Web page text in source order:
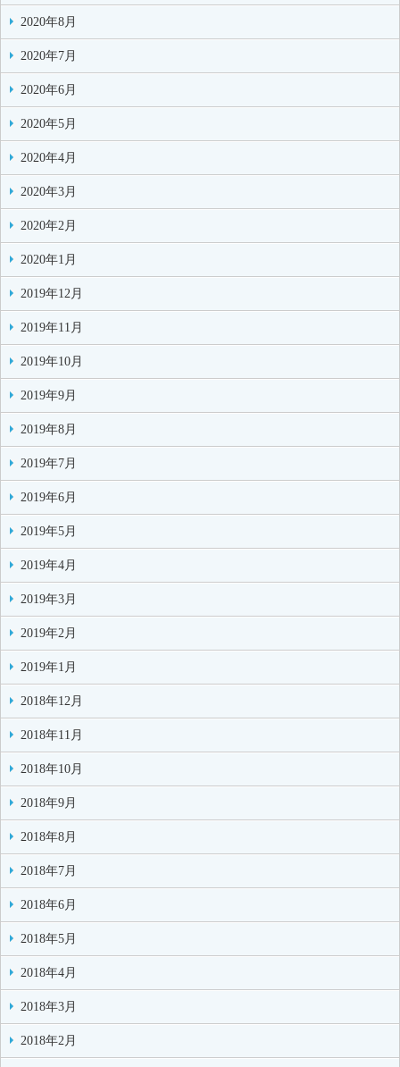
2020年8月
2020年7月
2020年6月
2020年5月
2020年4月
2020年3月
2020年2月
2020年1月
2019年12月
2019年11月
2019年10月
2019年9月
2019年8月
2019年7月
2019年6月
2019年5月
2019年4月
2019年3月
2019年2月
2019年1月
2018年12月
2018年11月
2018年10月
2018年9月
2018年8月
2018年7月
2018年6月
2018年5月
2018年4月
2018年3月
2018年2月